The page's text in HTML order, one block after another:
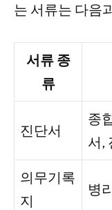
는 서류는 다음
서류 종
류
진단서
종
서,
의무기록
지
병